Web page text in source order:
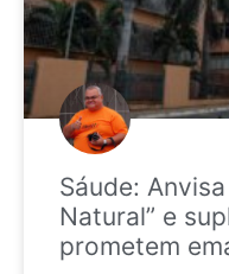
Sáude:
Natural” e
prometem